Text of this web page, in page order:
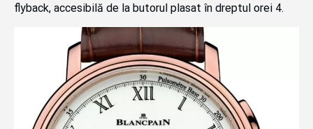
flyback, accesibilă de la butorul plasat în dreptul orei 4.